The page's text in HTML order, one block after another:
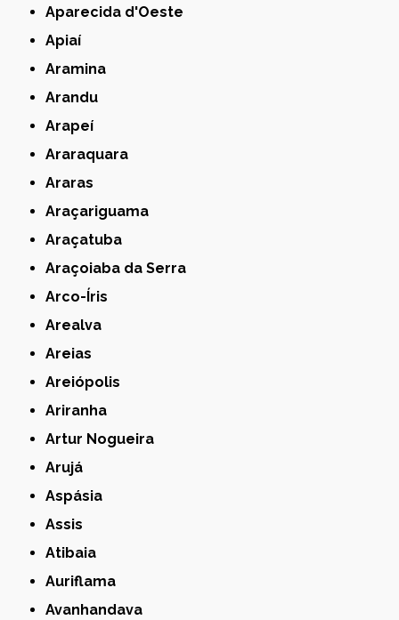
Aparecida d'Oeste
Apiaí
Aramina
Arandu
Arapeí
Araraquara
Araras
Araçariguama
Araçatuba
Araçoiaba da Serra
Arco-Íris
Arealva
Areias
Areiópolis
Ariranha
Artur Nogueira
Arujá
Aspásia
Assis
Atibaia
Auriflama
Avanhandava